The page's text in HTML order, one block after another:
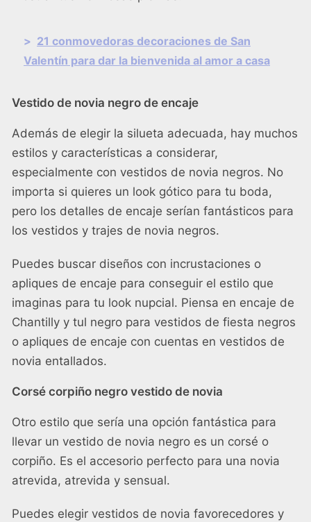
> 21 conmovedoras decoraciones de San
Valentín para dar la bienvenida al amor a casa
Vestido de novia negro de encaje
Además de elegir la silueta adecuada, hay muchos
estilos y características a considerar,
especialmente con vestidos de novia negros. No
importa si quieres un look gótico para tu boda,
pero los detalles de encaje serían fantásticos para
los vestidos y trajes de novia negros.
Puedes buscar diseños con incrustaciones o
apliques de encaje para conseguir el estilo que
imaginas para tu look nupcial. Piensa en encaje de
Chantilly y tul negro para vestidos de fiesta negros
o apliques de encaje con cuentas en vestidos de
novia entallados.
Corsé corpiño negro vestido de novia
Otro estilo que sería una opción fantástica para
llevar un vestido de novia negro es un corsé o
corpiño. Es el accesorio perfecto para una novia
atrevida, atrevida y sensual.
Puedes elegir vestidos de novia favorecedores y